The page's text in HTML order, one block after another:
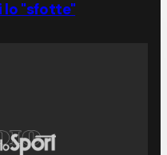
lo "sfotte"